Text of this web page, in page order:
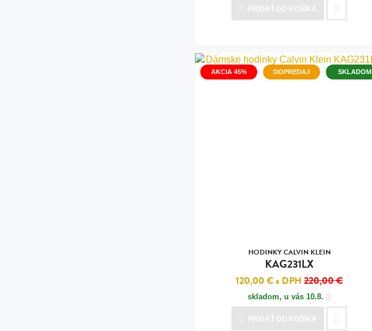
PRIDAŤ DO KOŠÍKA
AKCIA 45% DOPREDAJ SKLADOM
HODINKY CALVIN KLEIN
KAG231LX
120,00 €s DPH 220,00 €
skladom, u vás 10.8.
PRIDAŤ DO KOŠÍKA